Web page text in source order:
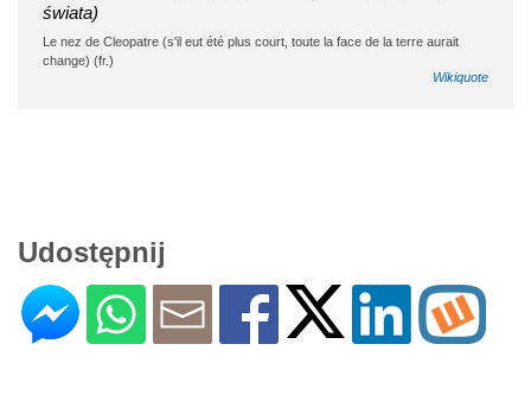
świata)
Le nez de Cleopatre (s'il eut été plus court, toute la face de la terre aurait
change) (fr.)
Wikiquote
Udostępnij